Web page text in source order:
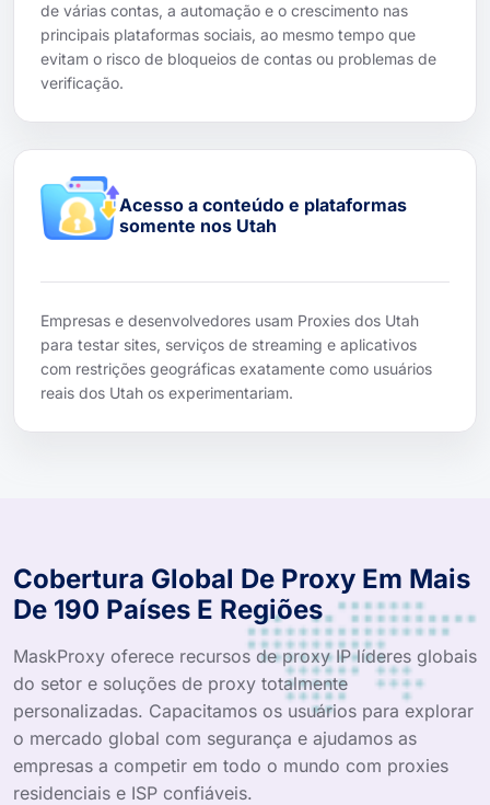
de várias contas, a automação e o crescimento nas
principais plataformas sociais, ao mesmo tempo que
evitam o risco de bloqueios de contas ou problemas de
verificação.
Acesso a conteúdo e plataformas
somente nos Utah
Empresas e desenvolvedores usam Proxies dos Utah
para testar sites, serviços de streaming e aplicativos
com restrições geográficas exatamente como usuários
reais dos Utah os experimentariam.
Cobertura Global De Proxy Em Mais
De 190 Países E Regiões
MaskProxy oferece recursos de proxy IP líderes globais
do setor e soluções de proxy totalmente
personalizadas. Capacitamos os usuários para explorar
o mercado global com segurança e ajudamos as
empresas a competir em todo o mundo com proxies
residenciais e ISP confiáveis.